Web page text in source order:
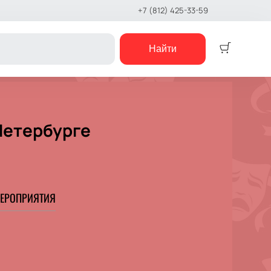
+7 (812) 425-33-59
шоу
Найти